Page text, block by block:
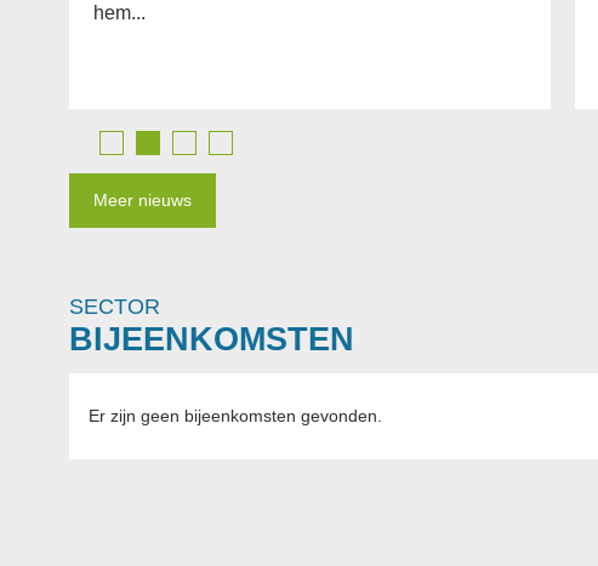
hem...
Meer nieuws
SECTOR
BIJEENKOMSTEN
Er zijn geen bijeenkomsten gevonden.